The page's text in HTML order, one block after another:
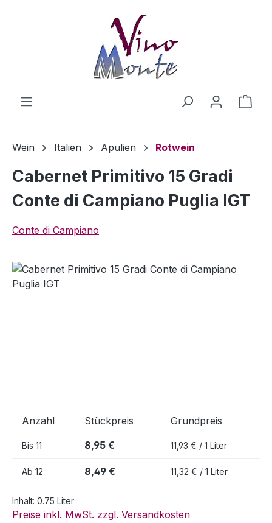
Wein Italien Apulien Rotwein
Cabernet Primitivo 15 Gradi
Conte di Campiano Puglia IGT
Conte di Campiano
Bildergalerie überspringen
Anzahl Stückpreis Grundpreis
Bis 11 8,95 € 11,93 € / 1 Liter
Ab 12 8,49 € 11,32 € / 1 Liter
Inhalt: 0.75 Liter
Preise inkl. MwSt. zzgl. Versandkosten